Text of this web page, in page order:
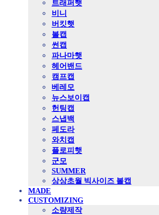
트래퍼햇
비니
버킷햇
볼캡
썬캡
파나마햇
헤어밴드
캠프캡
베레모
뉴스보이캡
헌팅캡
스냅백
페도라
와치캡
플로피햇
군모
SUMMER
상상초월 빅사이즈 볼캡
MADE
CUSTOMIZING
소량제작